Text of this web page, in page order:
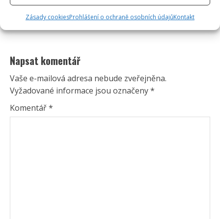
Zásady cookiesProhlášení o ochraně osobních údajůKontakt
Napsat komentář
Vaše e-mailová adresa nebude zveřejněna.
Vyžadované informace jsou označeny*
Komentář*